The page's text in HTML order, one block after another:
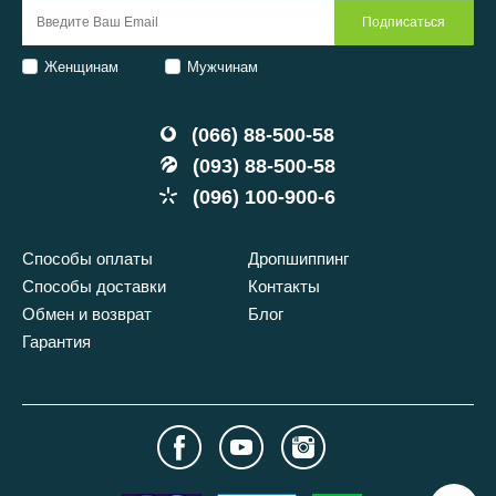
(066) 88-500-58
(093) 88-500-58
(096) 100-900-6
Способы оплаты
Способы доставки
Обмен и возврат
Гарантия
Дропшиппинг
Контакты
Блог
Женщинам Мужчинам